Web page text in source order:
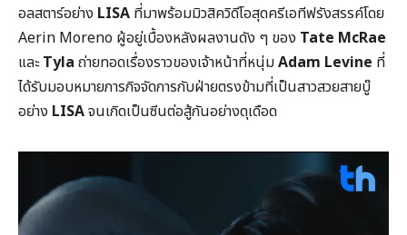
อลสตาร์อย่าง LISA ที่มาพร้อมมิวสิควิดีโอสุดครีเอทีฟรังสรรค์โดย
Aerin Moreno ผู้อยู่เบื้องหลังผลงานดัง ๆ ของ Tate McRae
และTyla ถ่ายทอดเรื่องราวของเจ้าหน้าที่หนุ่มAdam Levine ที่
ได้รับมอบหมายภารกิจจัดการกับฝ่ายตรงข้ามที่เป็นสาวสวยสายบู๊
อย่าง LISAจนเกิดเป็นซีนต่อสู้กันอย่างดุเดือด